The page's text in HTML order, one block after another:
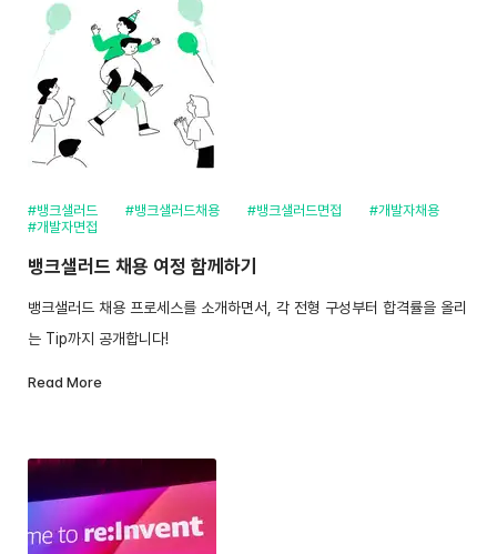
#뱅크샐러드 #뱅크샐러드채용 #뱅크샐러드면접
#개발자채용
#개발자면접
뱅크샐러드 채용 여정 함께하기
뱅크샐러드 채용 프로세스를 소개하면서, 각 전형 구성부터 합격률을 올리
는 Tip까지 공개합니다!
Read More